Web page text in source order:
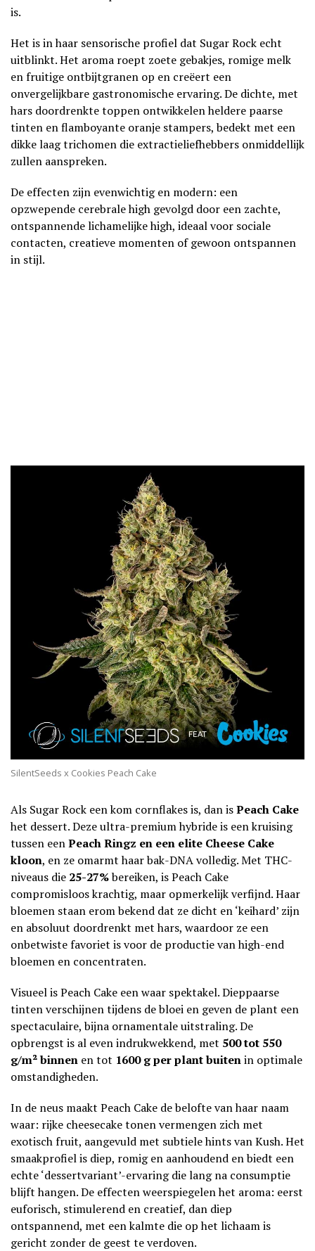
is.
Het is in haar sensorische profiel dat Sugar Rock echt
uitblinkt. Het aroma roept zoete gebakjes, romige melk
en fruitige ontbijtgranen op en creëert een
onvergelijkbare gastronomische ervaring. De dichte, met
hars doordrenkte toppen ontwikkelen heldere paarse
tinten en flamboyante oranje stampers, bedekt met een
dikke laag trichomen die extractieliefhebbers onmiddellijk
zullen aanspreken.
De effecten zijn evenwichtig en modern: een
opzwepende cerebrale high gevolgd door een zachte,
ontspannende lichamelijke high, ideaal voor sociale
contacten, creatieve momenten of gewoon ontspannen
in stijl.
SilentSeeds x Cookies Peach Cake
Als Sugar Rock een kom cornflakes is, dan isPeach Cake
het dessert. Deze ultra-premium hybride is een kruising
tussen eenPeach Ringz en een elite Cheese Cake
kloon, en ze omarmt haar bak-DNA volledig. Met THC-
niveaus die 25-27%bereiken, is Peach Cake
compromisloos krachtig, maar opmerkelijk verfijnd. Haar
bloemen staan erom bekend dat ze dicht en ‘keihard’ zijn
en absoluut doordrenkt met hars, waardoor ze een
onbetwiste favoriet is voor de productie van high-end
bloemen en concentraten.
Visueel is Peach Cake een waar spektakel. Dieppaarse
tinten verschijnen tijdens de bloei en geven de plant een
spectaculaire, bijna ornamentale uitstraling. De
opbrengst is al even indrukwekkend, met 500 tot 550
g/m² binnen en tot 1600 g per plant buitenin optimale
omstandigheden.
In de neus maakt Peach Cake de belofte van haar naam
waar: rijke cheesecake tonen vermengen zich met
exotisch fruit, aangevuld met subtiele hints van Kush. Het
smaakprofiel is diep, romig en aanhoudend en biedt een
echte ‘dessertvariant’-ervaring die lang na consumptie
blijft hangen. De effecten weerspiegelen het aroma: eerst
euforisch, stimulerend en creatief, dan diep
ontspannend, met een kalmte die op het lichaam is
gericht zonder de geest te verdoven.